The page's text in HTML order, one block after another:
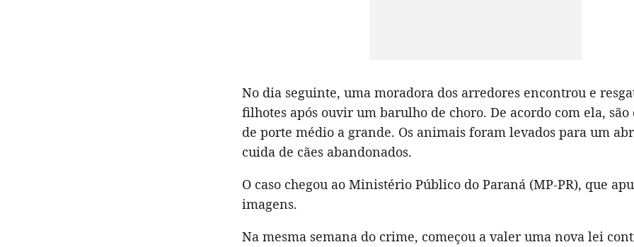
No dia seguinte, uma moradora dos arredores encontrou e
filhotes após ouvir um barulho de choro. De acordo com ela, são
de porte médio a grande. Os animais foram levados para um
cuida de cães abandonados.
O caso chegou ao Ministério Público do Paraná (MP-PR), que
imagens.
Na mesma semana do crime, começou a valer uma nova lei